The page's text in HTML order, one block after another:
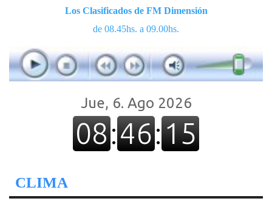
Los Clasificados de FM Dimensión
de 08.45hs. a 09.00hs.
CLIMA